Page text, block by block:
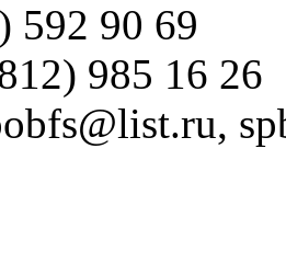
592 90 69
985 16 26